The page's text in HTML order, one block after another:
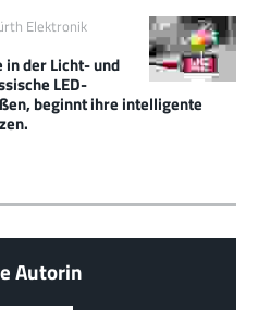
Elektronik
in der Licht- und
LED-
beginnt ihre intelligente
Autorin